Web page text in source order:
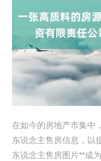
在如今的房地产市集中
东说念主售房信息，以
东说念主售房图片**成